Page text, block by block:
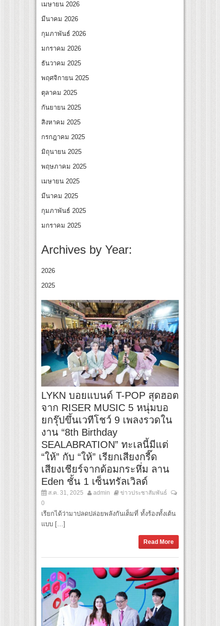
เมษายน 2026
มีนาคม 2026
กุมภาพันธ์ 2026
มกราคม 2026
ธันวาคม 2025
พฤศจิกายน 2025
ตุลาคม 2025
กันยายน 2025
สิงหาคม 2025
กรกฎาคม 2025
มิถุนายน 2025
พฤษภาคม 2025
เมษายน 2025
มีนาคม 2025
กุมภาพันธ์ 2025
มกราคม 2025
Archives by Year:
2026
2025
LYKN บอยแบนด์ T-POP สุดฮอต
จาก RISER MUSIC 5 หนุ่มบอ
ยกรุ๊ปขึ้นเวทีโชว์ 9 เพลงรวดใน
งาน “8th Birthday
SEALABRATION” ทะเลนี้มีแต่
“ให้” กับ “ให้” เรียกเสียงกรี๊ด
เสียงเชียร์จากด้อมกระหึ่ม ลาน
Eden ชั้น 1 เซ็นทรัลเวิลด์
ส.ค. 31, 2025 admin
ข่าวประชาสัมพันธ์
0
เรียกได้ว่ามาปลดปล่อยพลังกันเต็มที่ ทั้งร้องทั้งเต้น
แบบ […]
Read More